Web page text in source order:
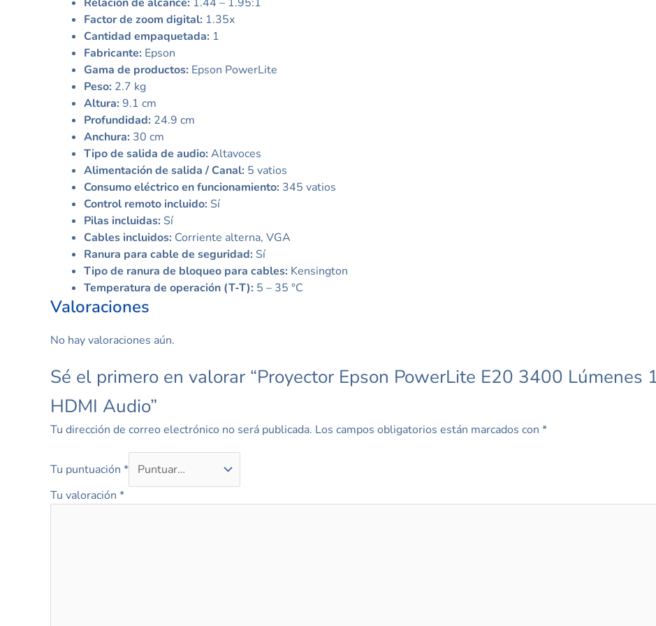
Factor de zoom digital: 1.35x
Cantidad empaquetada: 1
Fabricante: Epson
Gama de productos: Epson PowerLite
Peso: 2.7 kg
Altura:9.1 cm
Profundidad: 24.9 cm
Anchura: 30 cm
Tipo de salida de audio:Altavoces
Alimentación de salida / Canal: 5 vatios
Consumo eléctrico en funcionamiento: 345 vatios
Control remoto incluido: Sí
Pilas incluidas: Sí
Cables incluidos: Corriente alterna, VGA
Ranura para cable de seguridad: Sí
Tipo de ranura de bloqueo para cables: Kensington
Temperatura de operación (T-T): 5 – 35 °C
Valoraciones
No hay valoraciones aún.
Sé el primero en valorar “Proyector Epson PowerLite E20 3400 Lúmenes
HDMI Audio”
Tu dirección de correo electrónico no será publicada. Los campos obligatorios están marcados con *
Tu puntuación *
Tu valoración *